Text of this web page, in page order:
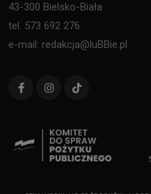
43-300 Bielsko-Biała
tel. 573 692 276
e-mail: redakcja@luBBie.pl